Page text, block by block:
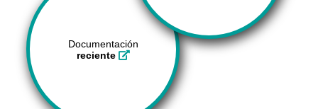
Documentación
reciente